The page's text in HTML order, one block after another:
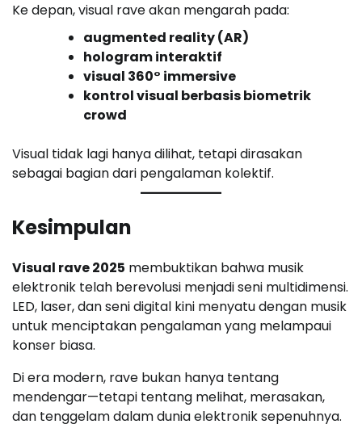
Ke depan, visual rave akan mengarah pada:
augmented reality (AR)
hologram interaktif
visual 360° immersive
kontrol visual berbasis biometrik
crowd
Visual tidak lagi hanya dilihat, tetapi dirasakan
sebagai bagian dari pengalaman kolektif.
Kesimpulan
Visual rave 2025 membuktikan bahwa musik
elektronik telah berevolusi menjadi seni multidimensi.
LED, laser, dan seni digital kini menyatu dengan musik
untuk menciptakan pengalaman yang melampaui
konser biasa.
Di era modern, rave bukan hanya tentang
mendengar—tetapi tentang melihat, merasakan,
dan tenggelam dalam dunia elektronik sepenuhnya.